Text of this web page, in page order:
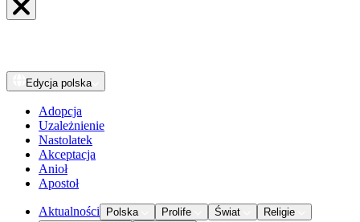
Edycja polska
Adopcja
Uzależnienie
Nastolatek
Akceptacja
Anioł
Apostoł
Aktualności Polska Prolife Świat
Religie